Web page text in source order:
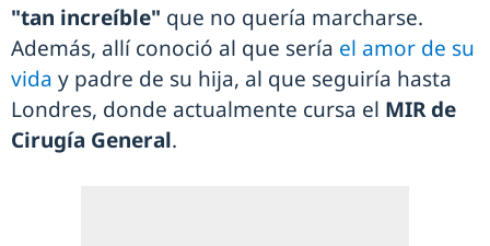
"tan increíble" que no quería marcharse.
Además, allí conoció al que sería el amor de su
vida y padre de su hija, al que seguiría hasta
Londres, donde actualmente cursa el MIR de
Cirugía General.